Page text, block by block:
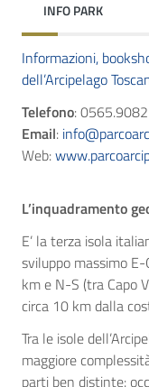
INFO PARK
Informazioni,
dell’Arcipelago
Telefono:
Email:
Web:
L’inquadramento
E’ la terza isola
sviluppo massimo
km e N-S (tra Capo
circa 10 km dalla
Tra le isole
maggiore
parti ben distinte: